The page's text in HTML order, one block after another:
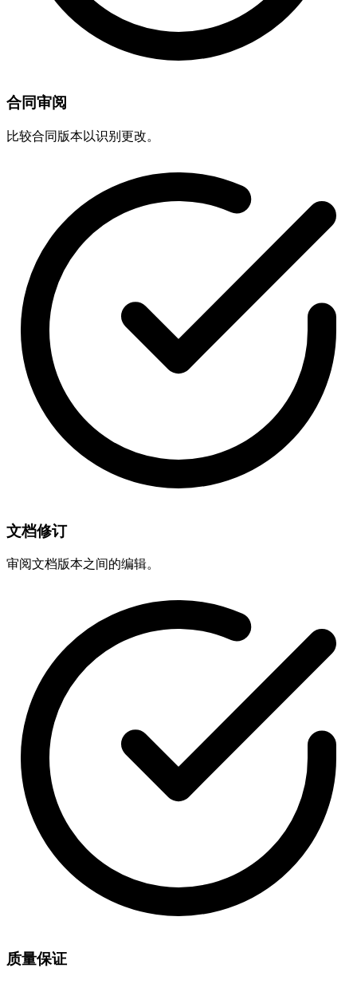
合同审阅
比较合同版本以识别更改。
文档修订
审阅文档版本之间的编辑。
质量保证